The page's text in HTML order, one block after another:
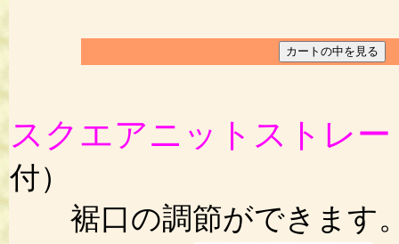
スクエアニットストレ
付）
裾口の調節ができます